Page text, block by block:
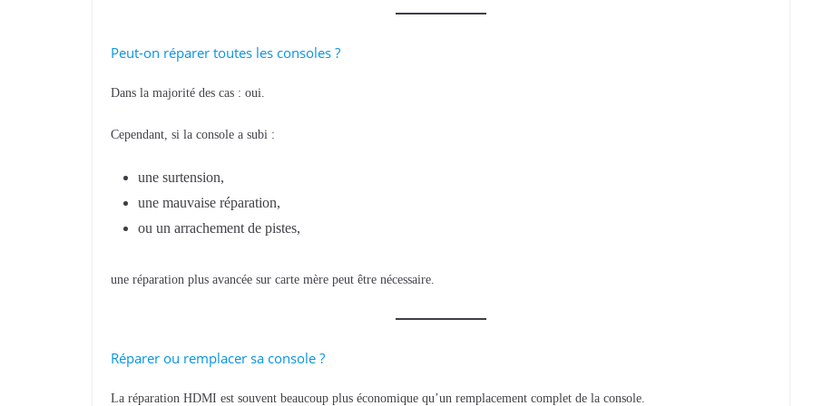
Peut-on réparer toutes les consoles ?
Dans la majorité des cas : oui.
Cependant, si la console a subi :
une surtension,
une mauvaise réparation,
ou un arrachement de pistes,
une réparation plus avancée sur carte mère peut être nécessaire.
Réparer ou remplacer sa console ?
La réparation HDMI est souvent beaucoup plus économique qu’un remplacement complet de la console.